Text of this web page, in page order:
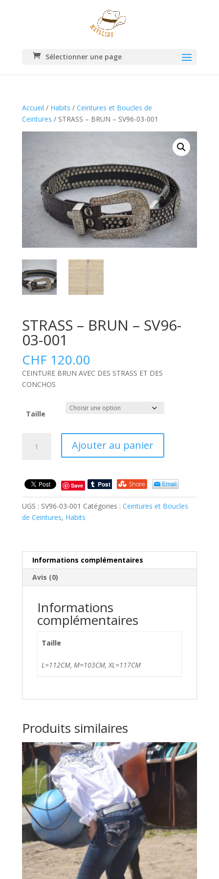
Sélectionner une page
Accueil / Habits / Ceintures et Boucles de
Ceintures / STRASS – BRUN – SV96-03-001
STRASS – BRUN – SV96-
03-001
CHF120.00
CEINTURE BRUN AVEC DES STRASS ET DES
CONCHOS
Taille
BRUN
SV96-
03-
Ajouter au panier
Save
UGS : SV96-03-001 Catégories : Ceintures et Boucles
de Ceintures, Habits
Informations complémentaires
Avis (0)
Informations
complémentaires
Taille
L=112CM, M=103CM, XL=117CM
Produits similaires